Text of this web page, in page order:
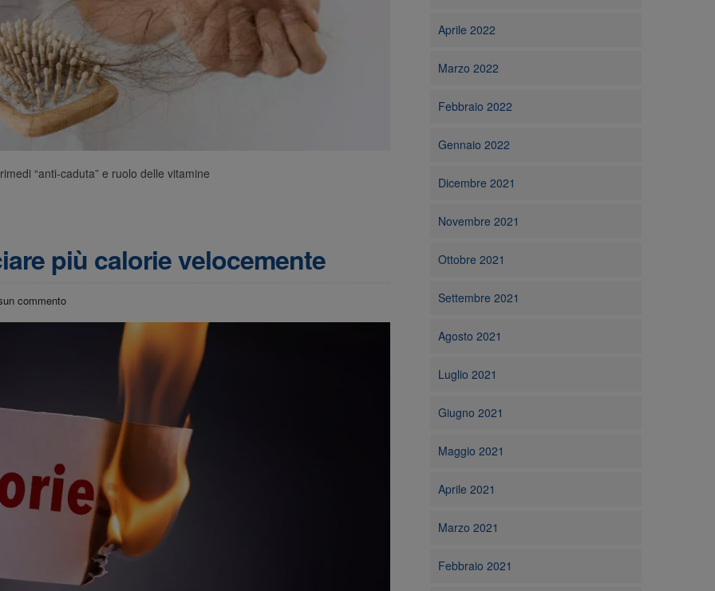
“anti-caduta” e ruolo delle vitamine
più calorie velocemente
commento
Aprile 2022
Marzo 2022
Febbraio 2022
Gennaio 2022
Dicembre 2021
Novembre 2021
Ottobre 2021
Settembre 2021
Agosto 2021
Luglio 2021
Giugno 2021
Maggio 2021
Aprile 2021
Marzo 2021
Febbraio 2021